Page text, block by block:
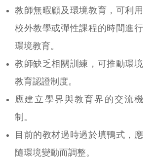
教師無暇顧及環境教育，可利用
校外教學或彈性課程的時間進行
環境教育。
教師缺乏相關訓練，可推動環境
教育認證制度。
應建立學界與教育界的交流機
制。
目前的教材過時過於填鴨式，應
隨環境變動而調整。